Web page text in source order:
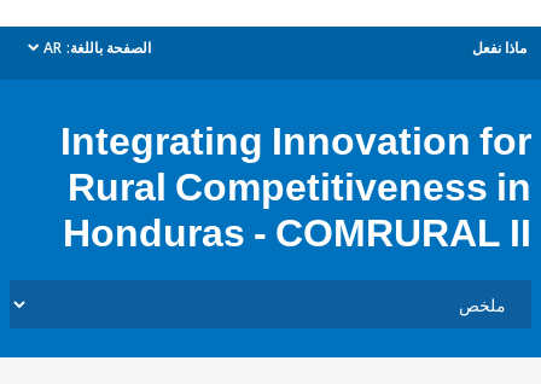
الصفحة باللغة: AR
dropdown
Integrating
Rural
Honduras -